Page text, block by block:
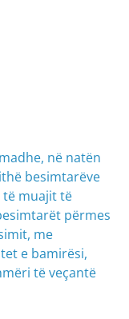
në natën
besimtarëve
muajit të
përmes
me
e bamirësi,
të veçantë